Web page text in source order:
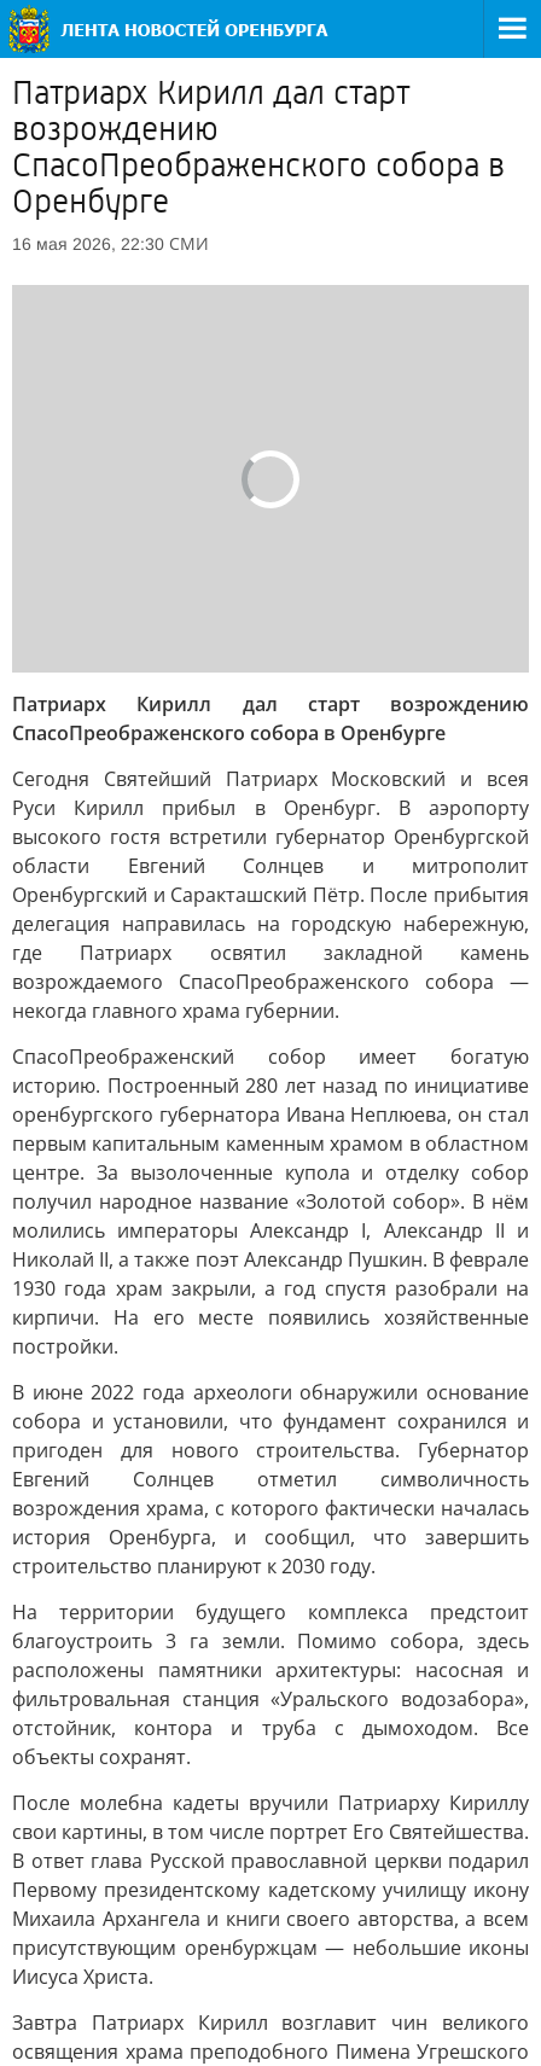
Патриарх Кирилл дал старт
возрождению
СпасоПреображенского собора в
Оренбурге
16 мая 2026, 22:30 СМИ
Патриарх Кирилл дал старт возрождению
СпасоПреображенского собора в Оренбурге
Сегодня Святейший Патриарх Московский и всея
Руси Кирилл прибыл в Оренбург. В аэропорту
высокого гостя встретили губернатор Оренбургской
области Евгений Солнцев и митрополит
Оренбургский и Саракташский Пётр. После прибытия
делегация направилась на городскую набережную,
где Патриарх освятил закладной камень
возрождаемого СпасоПреображенского собора —
некогда главного храма губернии.
СпасоПреображенский собор имеет богатую
историю. Построенный 280 лет назад по инициативе
оренбургского губернатора Ивана Неплюева, он стал
первым капитальным каменным храмом в областном
центре. За вызолоченные купола и отделку собор
получил народное название «Золотой собор». В нём
молились императоры Александр I, Александр II и
Николай II, а также поэт Александр Пушкин. В феврале
1930 года храм закрыли, а год спустя разобрали на
кирпичи. На его месте появились хозяйственные
постройки.
В июне 2022 года археологи обнаружили основание
собора и установили, что фундамент сохранился и
пригоден для нового строительства. Губернатор
Евгений Солнцев отметил символичность
возрождения храма, с которого фактически началась
история Оренбурга, и сообщил, что завершить
строительство планируют к 2030 году.
На территории будущего комплекса предстоит
благоустроить 3 га земли. Помимо собора, здесь
расположены памятники архитектуры: насосная и
фильтровальная станция «Уральского водозабора»,
отстойник, контора и труба с дымоходом. Все
объекты сохранят.
После молебна кадеты вручили Патриарху Кириллу
свои картины, в том числе портрет Его Святейшества.
В ответ глава Русской православной церкви подарил
Первому президентскому кадетскому училищу икону
Михаила Архангела и книги своего авторства, а всем
присутствующим оренбуржцам — небольшие иконы
Иисуса Христа.
Завтра Патриарх Кирилл возглавит чин великого
освящения храма преподобного Пимена Угрешского